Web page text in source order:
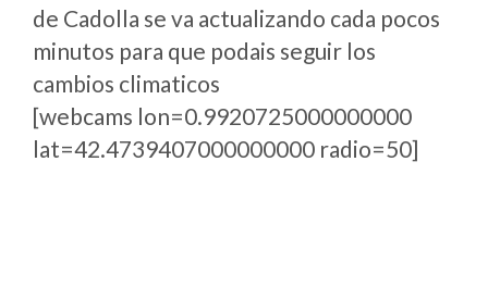
de Cadolla se va actualizando cada pocos
minutos para que podais seguir los
cambios climaticos
[webcams lon=0.9920725000000000
lat=42.4739407000000000 radio=50]